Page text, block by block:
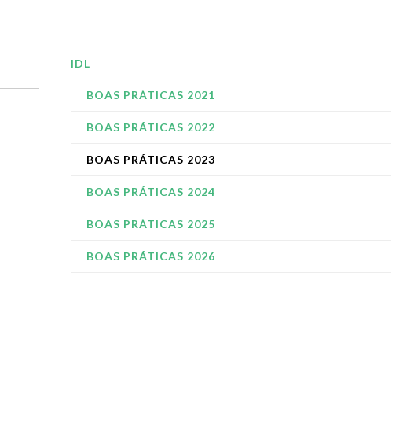
IDL
BOAS PRÁTICAS 2021
BOAS PRÁTICAS 2022
BOAS PRÁTICAS 2023
BOAS PRÁTICAS 2024
BOAS PRÁTICAS 2025
BOAS PRÁTICAS 2026